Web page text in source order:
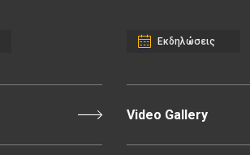
Εκδηλώσεις
Video Gallery